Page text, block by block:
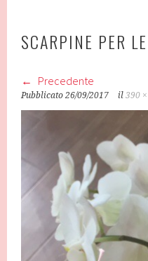
SCARPINE PER
Precedente
Pubblicato26/09/2017 il390